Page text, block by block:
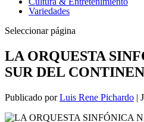
Variedades
Seleccionar página
LA ORQUESTA
SUR DEL
Publicado porLuis Rene Pichardo |